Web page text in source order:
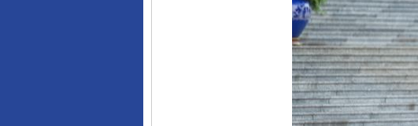
完善运行机制助力责任有效落实